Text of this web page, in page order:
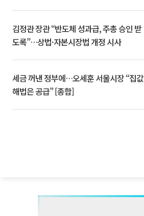
김정관 장관 “반도체 성과급, 주총 승인 받
도록”…상법·자본시장법 개정 시사
세금 꺼낸 정부에…오세훈 서울시장 “집값
해법은 공급” [종합]